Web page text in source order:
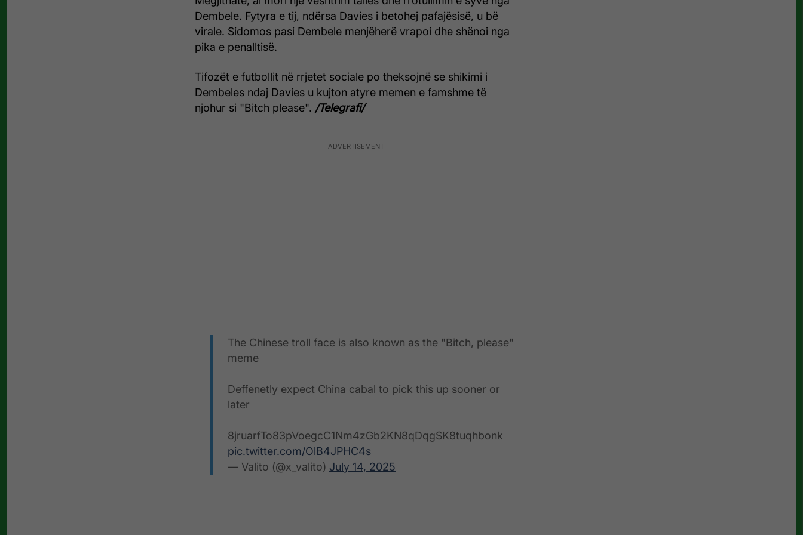
Dembele. Fytyra e tij, ndërsa Davies i betohej pafajësisë, u bë
virale. Sidomos pasi Dembele menjëherë vrapoi dhe shënoi nga
pika e penalltisë.
Tifozët e futbollit në rrjetet sociale po theksojnë se shikimi i
Dembeles ndaj Davies u kujton atyre memen e famshme të
njohur si "Bitch please". /Telegrafi/
The Chinese troll face is also known as the "Bitch, please"
meme
Deffenetly expect China cabal to pick this up sooner or
later
8jruarfTo83pVoegcC1Nm4zGb2KN8qDqgSK8tuqhbonk
pic.twitter.com/OlB4JPHC4s
— Valito (@x_valito) July 14, 2025